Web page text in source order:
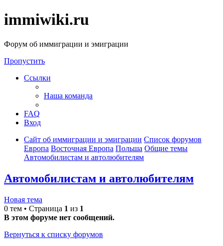
immiwiki.ru
Форум об иммиграции и эмиграции
Пропустить
Ссылки
Наша команда
FAQ
Вход
Сайт об иммиграции и эмиграции Список форумов
Европа Восточная Европа Польша Общие темы
Автомобилистам и автолюбителям
Автомобилистам и автолюбителям
Новая тема
0 тем • Страница 1 из 1
В этом форуме нет сообщений.
Вернуться к списку форумов